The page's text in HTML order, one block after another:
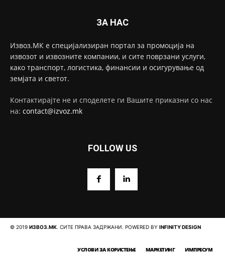
ЗА НАС
Извоз.МК е специјализиран портал за промоција на
извозот и извозните компании, и сите поврзани услуги,
како транспорт, логистика, финансии и осигурување од
земјата и светот.
Контактирајте не и споделете ги Вашите приказни со нас
на: contact@izvoz.mk
FOLLOW US
© 2019 ИЗВОЗ.МК. СИТЕ ПРАВА ЗАДРЖАНИ. POWERED BY INFINITY DESIGN
УСЛОВИ ЗА КОРИСТЕЊЕ МАРКЕТИНГ ИМПРЕСУМ